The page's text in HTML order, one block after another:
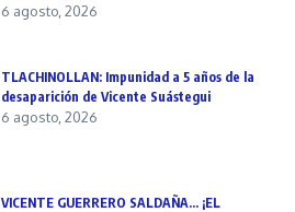
6 agosto, 2026
TLACHINOLLAN: Impunidad a 5 años de la
desaparición de Vicente Suástegui
6 agosto, 2026
VICENTE GUERRERO SALDAÑA… ¡EL